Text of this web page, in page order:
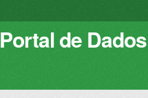
Portal de